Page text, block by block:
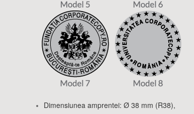
Dimensiunea amprentei: Ø 38 mm (R38),